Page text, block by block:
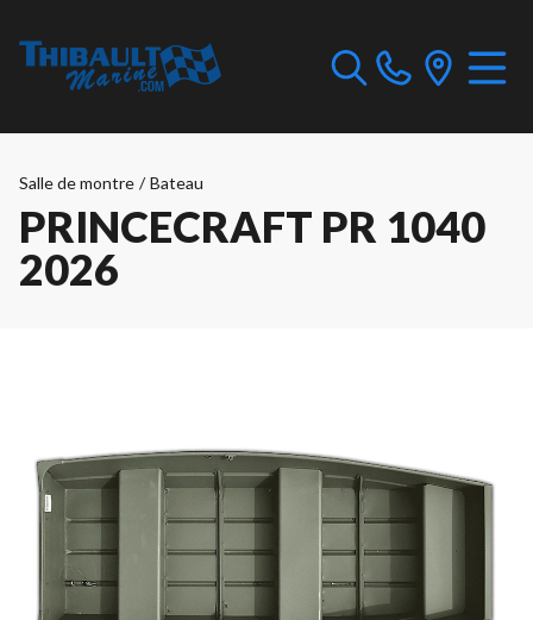
Salle de montre / Bateau
PRINCECRAFT PR 1040
2026